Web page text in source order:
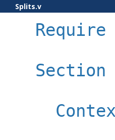
Splits.v
Require
Section